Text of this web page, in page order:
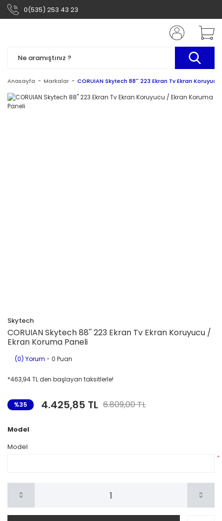
0(535) 253 43 23
Anasayfa Markalar CORUIAN Skytech 88'' 223 Ekran Tv Ekran
Skytech
CORUIAN Skytech 88'' 223 Ekran Tv Ekran Koruyucu /
Ekran Koruma Paneli
(0) Yorum - 0 Puan
*463,94 TL den başlayan taksitlerle!
%35 4.425,85 TL 6.809,00 TL
Model
Model
*